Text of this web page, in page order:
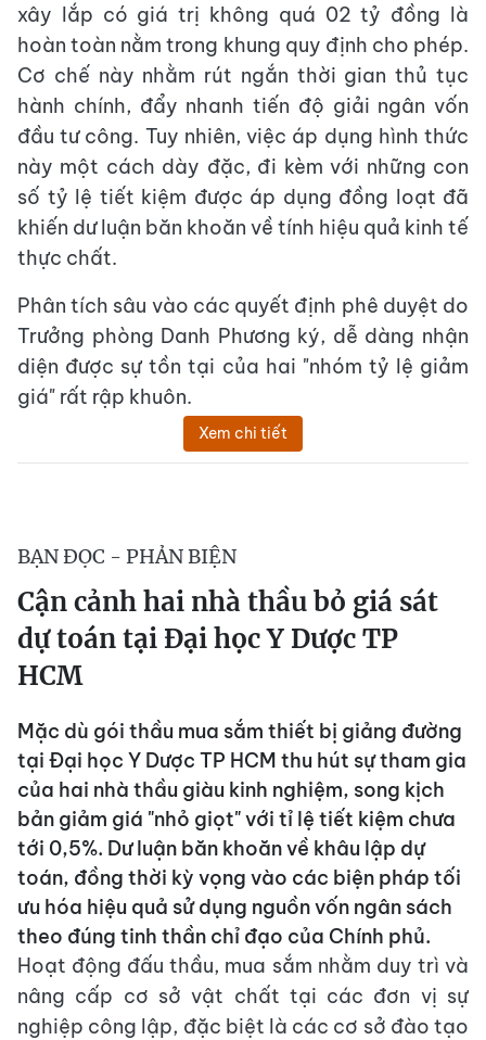
xây lắp có giá trị không quá 02 tỷ đồng là
hoàn toàn nằm trong khung quy định cho phép.
Cơ chế này nhằm rút ngắn thời gian thủ tục
hành chính, đẩy nhanh tiến độ giải ngân vốn
đầu tư công. Tuy nhiên, việc áp dụng hình thức
này một cách dày đặc, đi kèm với những con
số tỷ lệ tiết kiệm được áp dụng đồng loạt đã
khiến dư luận băn khoăn về tính hiệu quả kinh tế
thực chất.
Phân tích sâu vào các quyết định phê duyệt do
Trưởng phòng Danh Phương ký, dễ dàng nhận
diện được sự tồn tại của hai "nhóm tỷ lệ giảm
giá" rất rập khuôn.
Xem chi tiết
BẠN ĐỌC - PHẢN BIỆN
Cận cảnh hai nhà thầu bỏ giá sát
dự toán tại Đại học Y Dược TP
HCM
Mặc dù gói thầu mua sắm thiết bị giảng đường
tại Đại học Y Dược TP HCM thu hút sự tham gia
của hai nhà thầu giàu kinh nghiệm, song kịch
bản giảm giá "nhỏ giọt" với tỉ lệ tiết kiệm chưa
tới 0,5%. Dư luận băn khoăn về khâu lập dự
toán, đồng thời kỳ vọng vào các biện pháp tối
ưu hóa hiệu quả sử dụng nguồn vốn ngân sách
theo đúng tinh thần chỉ đạo của Chính phủ.
Hoạt động đấu thầu, mua sắm nhằm duy trì và
nâng cấp cơ sở vật chất tại các đơn vị sự
nghiệp công lập, đặc biệt là các cơ sở đào tạo